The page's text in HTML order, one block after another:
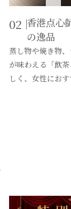
02 香港点心
の逸品
蒸し物や焼き物
が味わえる「飲
しく、女性にお